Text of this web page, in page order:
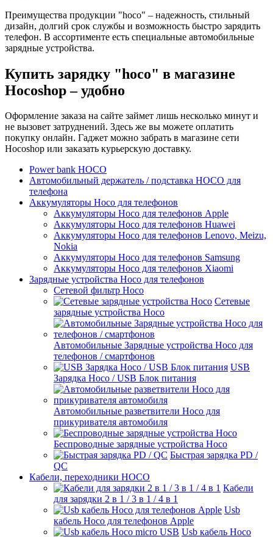
Преимущества продукции "hoco" – надежность, стильный
дизайн, долгий срок службы и возможность быстро зарядить
телефон. В ассортименте есть специальные автомобильные
зарядные устройства.
Купить зарядку "hoco" в магазине
Hocoshop – удобно
Оформление заказа на сайте займет лишь несколько минут и
не вызовет затруднений. Здесь же вы можете оплатить
покупку онлайн. Гаджет можно забрать в магазине сети
Hocoshop или заказать курьерскую доставку.
Power bank HOCO
Автомобильный держатель / подставка HOCO для
телефона
Аккумуляторы Hoco для телефонов
Аккумуляторы Hoco для телефонов Apple
Аккумуляторы Hoco для телефонов Huawei
Аккумуляторы Hoco для телефонов Lenovo, Meizu,
Nokia
Аккумуляторы Hoco для телефонов Samsung
Аккумуляторы Hoco для телефонов Xiaomi
Зарядные устройства Hoco для телефонов
Сетевой фильтр Hoco
Сетевые
зарядные устройства Hoco
Автомобильные Зарядные устройства Hoco для
телефонов / смартфонов
USB
Зарядка Hoco / USB Блок питания
Автомобильные разветвители Hoco для
прикуривателя автомобиля
Беспроводные зарядные устройства Hoco
Быстрая зарядка PD /
QC
Кабели, переходники HOCO
Кабели
для зарядки 2 в 1 / 3 в 1 / 4 в 1
Usb
кабель Hoco для телефонов Apple
Usb кабель Hoco